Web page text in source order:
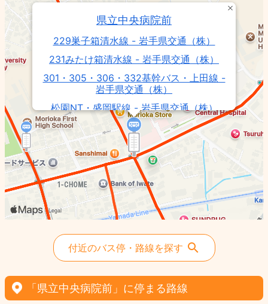
県立中央病院前
229巣子箱清水線 - 岩手県交通（株）
231みたけ箱清水線 - 岩手県交通（株）
301・305・306・332基幹バス・上田線 -
岩手県交通（株）
松園NT・盛岡駅線 - 岩手県交通（株）
駅桜台団地線 - 岩手県交通（株）
307・334基幹バス・駅上田線 - 岩手県交
通（株）
県立中央病院循環線 - 岩手県交通（株）
長距離路線 大船渡・大槌・釜石・遠野-
盛岡線 - 岩手県交通（株）
228あすみ野箱清水線 - 岩手県交通（株）
付近のバス停・路線を探す
「県立中央病院前」に停まる路線